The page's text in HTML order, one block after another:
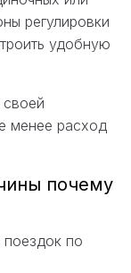
регулировки
удобную
менее расход
почему
поездок по